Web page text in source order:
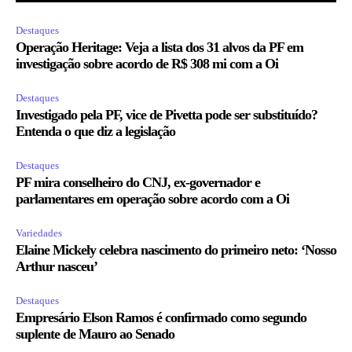
Destaques
Operação Heritage: Veja a lista dos 31 alvos da PF em
investigação sobre acordo de R$ 308 mi com a Oi
Destaques
Investigado pela PF, vice de Pivetta pode ser substituído?
Entenda o que diz a legislação
Destaques
PF mira conselheiro do CNJ, ex-governador e
parlamentares em operação sobre acordo com a Oi
Variedades
Elaine Mickely celebra nascimento do primeiro neto: ‘Nosso
Arthur nasceu’
Destaques
Empresário Elson Ramos é confirmado como segundo
suplente de Mauro ao Senado